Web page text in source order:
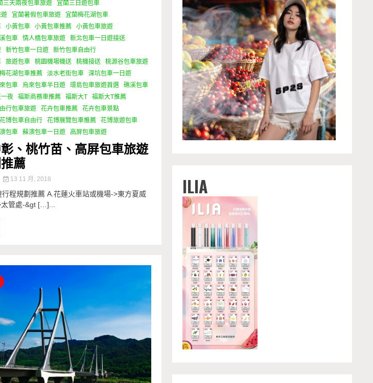
三天兩夜包車旅遊
宜蘭三日遊包車
遊
宜蘭暑假包車旅遊
宜蘭梅花湖包車
小黃包車 小黃包車推薦
小黃包車旅遊
包車 情人橋包車旅遊
新北包車一日遊接送
新竹包車一日遊
新竹包車自由行
旅遊包車 桃園機場機送 桃機接送
桃源谷包車旅遊
梅花湖包車推薦 淡水老街包車
深坑包車一日遊
包車 烏來包車半日遊 環島包車旅遊首選
礁溪包車
夜
福斯商務車推薦 福斯大T
福斯大T推薦
行包車旅遊 花卉包車推薦
花卉包車景點
花博包車自由行 花博展覽包車推薦
花博旅遊包車
包車 蘇澳包車一日遊 高屏包車旅遊
、桃竹苗、高屏包車旅遊
薦
13 11 月, 2018
程規劃推薦 A.花蓮火車站或機場->東方夏威
管處-&gt […]...
ILIA